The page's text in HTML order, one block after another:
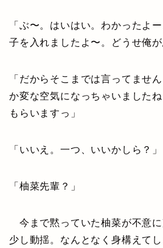
「ぶ〜。はいはい。わかったよ
子を入れましたよ〜。どうせ俺が
「だからそこまでは言ってませ
か変な空気になっちゃいました
もらいますっ」
「いいえ。一つ、いいかしら？」
「柚菜先輩？」
今まで黙っていた柚菜が不意
少し動揺。なんとなく身構えて